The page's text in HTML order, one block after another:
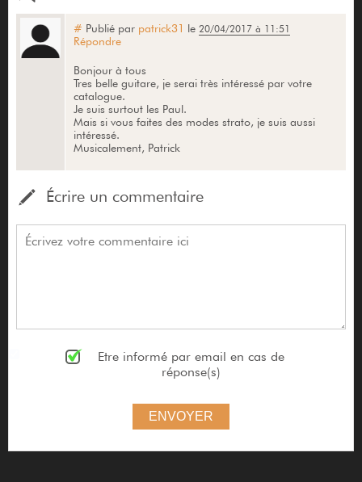
# Publié par patrick31 le 20/04/2017 à 11:51
Répondre
Bonjour à tous
Tres belle guitare, je serai très intéressé par votre
catalogue.
Je suis surtout les Paul.
Mais si vous faites des modes strato, je suis aussi
intéressé.
Musicalement, Patrick
Écrire un commentaire
Etre informé par email en cas de
réponse(s)
ENVOYER